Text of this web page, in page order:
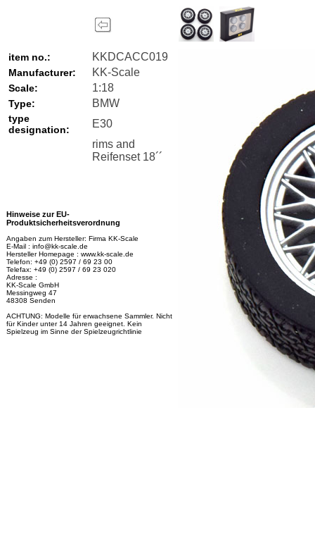
item no.: KKDCACC019
Manufacturer: KK-Scale
Scale: 1:18
Type: BMW
type
designation:
E30
rims and
Reifenset 18´´
Hinweise zur EU-
Produktsicherheitsverordnung
Angaben zum Hersteller: Firma KK-Scale
E-Mail : info@kk-scale.de
Hersteller Homepage : www.kk-scale.de
Telefon: +49 (0) 2597 / 69 23 00
Telefax: +49 (0) 2597 / 69 23 020
Adresse :
KK-Scale GmbH
Messingweg 47
48308 Senden
ACHTUNG: Modelle für erwachsene Sammler. Nicht
für Kinder unter 14 Jahren geeignet. Kein
Spielzeug im Sinne der Spielzeugrichtlinie